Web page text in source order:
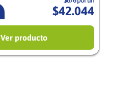
$42.044
Ver producto